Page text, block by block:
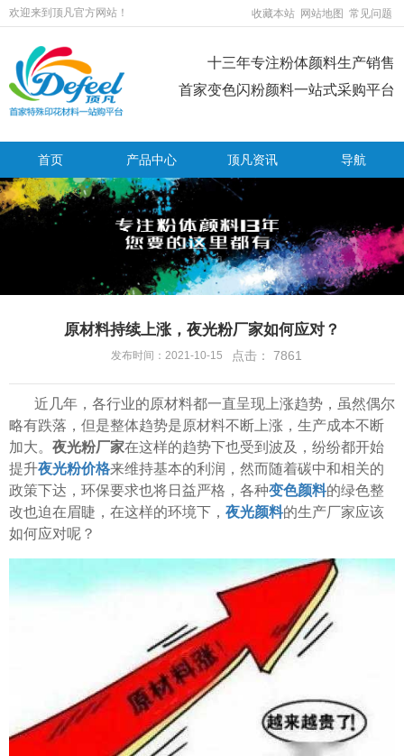
欢迎来到顶凡官方网站！ 收藏本站 网站地图 常见问题
十三年专注粉体颜料生产销售
首家变色闪粉颜料一站式采购平台
首页 产品中心 顶凡资讯 导航
原材料持续上涨，夜光粉厂家如何应对？
发布时间：2021-10-15 点击： 7861
近几年，各行业的原材料都一直呈现上涨趋势，虽然偶尔
略有跌落，但是整体趋势是原材料不断上涨，生产成本不断
加大。 夜光粉厂家在这样的趋势下也受到波及，纷纷都开始
提升夜光粉价格来维持基本的利润，然而随着碳中和相关的
政策下达，环保要求也将日益严格，各种变色颜料的绿色整
改也迫在眉睫，在这样的环境下， 夜光颜料的生产厂家应该
如何应对呢？